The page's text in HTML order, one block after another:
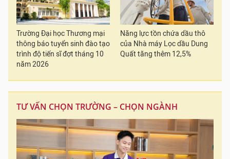
Trường Đại học Thương mại
thông báo tuyển sinh đào tạo
trình độ tiến sĩ đợt tháng 10
năm 2026
Năng lực tồn chứa dầu thô
của Nhà máy Lọc dầu Dung
Quất tăng thêm 12,5%
TƯ VẤN CHỌN TRƯỜNG – CHỌN NGÀNH